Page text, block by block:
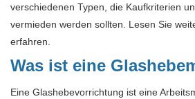
verschiedenen Typen, die Kaufkriterien
vermieden werden sollten. Lesen Sie
erfahren.
Was ist eine
Eine Glashebevorrichtung ist eine